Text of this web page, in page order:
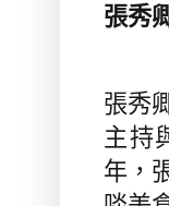
張秀
張秀
主持
年，